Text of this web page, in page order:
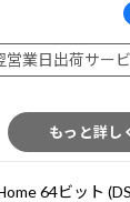
営業日出荷サー
もっと詳し
64ビット